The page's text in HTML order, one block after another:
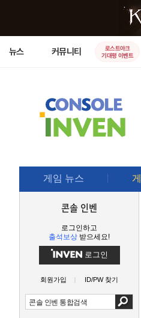
뉴스 커뮤니티
로스트아크
기대평 이벤트
게임 뉴스
콘솔 인벤
로그인하고
출석보상 받으세요!
로그인
회원가입 ID/PW 찾기